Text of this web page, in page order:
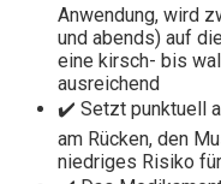
Anwendung, wird
und abends) auf
eine kirsch- bis
ausreichend
✔️ Setzt punktuell
am Rücken, den
niedriges Risiko